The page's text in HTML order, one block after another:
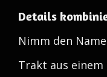
Details
Nimm den
Trakt aus einem